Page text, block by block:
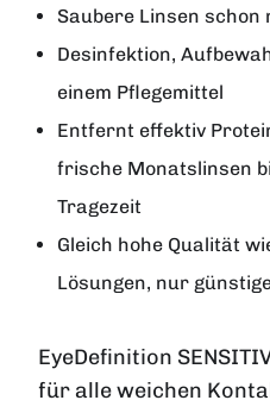
Saubere Linsen schon
Desinfektion,
einem Pflegemittel
Entfernt effektiv
frische Monatslinsen
Tragezeit
Gleich hohe Qualität
Lösungen, nur
EyeDefinition
für alle weichen